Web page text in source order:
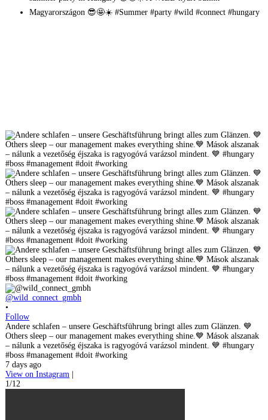
@wild_connect_gmbh
•
Follow
Andere schlafen – unsere Geschäftsführung bringt alles zum Glänzen. 💙
Others sleep – our management makes everything shine.💙 Mások alszanak
– nálunk a vezetőség éjszaka is ragyogóvá varázsol mindent. 💙 #hungary
#boss #management #doit #working
7 days ago
View on Instagram |
1/12